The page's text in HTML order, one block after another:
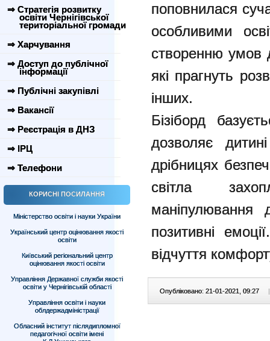
⇒ Стратегія розвитку
освіти Чернігівської
територіальної громади
⇒ Харчування
⇒ Доступ до публічної
інформації
⇒ Публічні закупівлі
⇒ Вакансії
⇒ Реєстрація в ДНЗ
⇒ ІРЦ
⇒ Телефони
КОРИСНІ ПОСИЛАННЯ
Міністерство освіти і науки України
Український центр оцінювання якості
освіти
Київський регіональний центр
оцінювання якості освіти
Управління Державної служби якості
освіти у Чернігівській області
Управління освіти і науки
облдержадміністрації
Обласний інститут післядипломної
педагогічної освіти імені
поповнилася
особливими
створенню умов
які прагнуть
інших.
Бізіборд
дозволяє
дрібницях
світла
маніпулювання
позитивні
відчуття
Опубліковано: 21-01-2021, 09:27 |